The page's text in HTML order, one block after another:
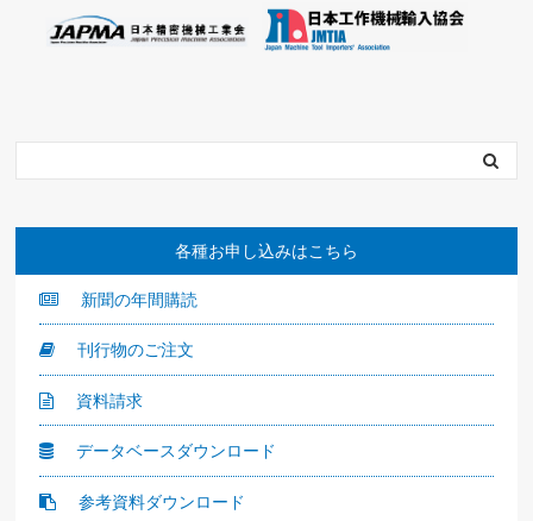
各種お申し込みはこちら
新聞の年間購読
刊行物のご注文
資料請求
データベースダウンロード
参考資料ダウンロード